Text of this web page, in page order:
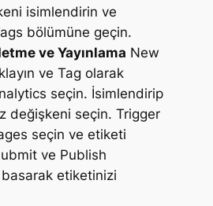
isimlendirin ve
bölümüne geçin.
ve Yayınlama New
ve Tag olarak
seçin. İsimlendirip
değişkeni seçin. Trigger
seçin ve etiketi
ve Publish
basarak etiketinizi